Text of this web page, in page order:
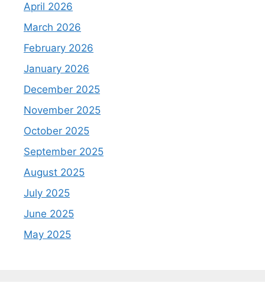
April 2026
March 2026
February 2026
January 2026
December 2025
November 2025
October 2025
September 2025
August 2025
July 2025
June 2025
May 2025